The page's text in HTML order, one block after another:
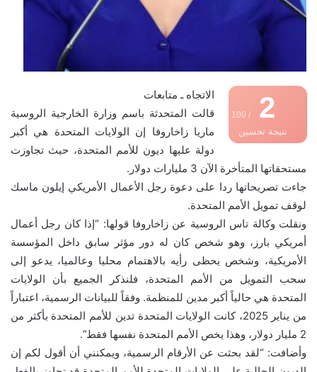
2
/ 100
نتيجة تحسين
الاتجاه ـ متابعات
قالت المتحدثة باسم وزارة الخارجية الروسية
ماريا زاخاروفا إن الولايات المتحدة هي أكبر
دولة عليها ديون للأمم المتحدة، حيث تجاوزت
مستحقاتها المتأخرة الآن 3 مليارات دولار.
جاءت تصريحاتها ردا على دعوة رجل الأعمال الأمريكي إيلون ماسك
لوقف تمويل الأمم المتحدة.
ونقلت وكالة تاس الروسية عن زاخاروفا قولها: “إذا كان رجل أعمال
أمريكي بارز، وهو شخص كان له دور مؤثر سابق داخل المؤسسة
الأمريكية، وشخص يحظى رأيه بالاهتمام محليا وعالميا، يدعو إلى
سحب التمويل من الأمم المتحدة، فلنذكر الجميع بأن الولايات
المتحدة هي حالياً أكبر مدين للمنظمة. وفقاً للبيانات الرسمية، اعتباراً
من يناير 2025، كانت الولايات المتحدة تدين للأمم المتحدة بأكثر من
2 مليار دولار، وهذا يخص الأمم المتحدة نفسها فقط”.
وأضافت: “لقد بحثت عن الأرقام الرسمية، ويمكنني أن أقول لكم إن